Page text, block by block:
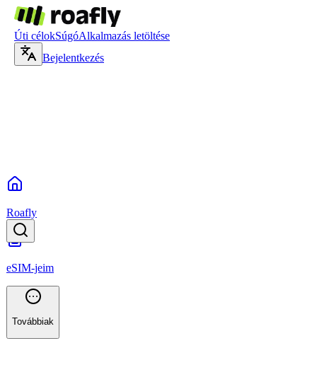
Úti célokSúgóAlkalmazás letöltése
Bejelentkezés
Roafly
eSIM-jeim
Továbbiak